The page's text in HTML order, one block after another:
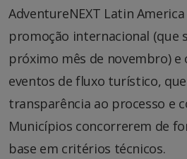
AdventureNEXT Latin
promoção internacional (que
próximo mês de novembro) e
eventos de fluxo turístico,
transparência ao processo e
Municípios concorrerem de
base em critérios técnicos.